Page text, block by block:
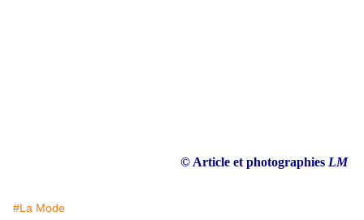
© Article et photographies LM
#La Mode